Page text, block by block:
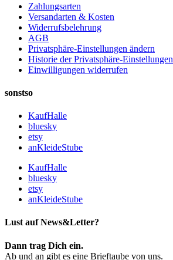
Zahlungsarten
Versandarten & Kosten
Widerrufsbelehrung
AGB
Privatsphäre-Einstellungen ändern
Historie der Privatsphäre-Einstellungen
Einwilligungen widerrufen
sonstso
KaufHalle
bluesky
etsy
anKleideStube
KaufHalle
bluesky
etsy
anKleideStube
Lust auf News&Letter?
Dann trag Dich ein.
Ab und an gibt es eine Brieftaube von uns.